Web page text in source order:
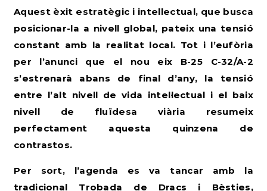
Aquest èxit estratègic i intel·lectual, que busca
posicionar-la a nivell global, pateix una tensió
constant amb la realitat local. Tot i l’eufòria
per l’anunci que el nou eix B-25 C-32/A-2
s’estrenarà abans de final d’any, la tensió
entre l’alt nivell de vida intel·lectual i el baix
nivell de fluïdesa viària resumeix
perfectament aquesta quinzena de
contrastos.
Per sort, l’agenda es va tancar amb la
tradicional Trobada de Dracs i Bèsties,